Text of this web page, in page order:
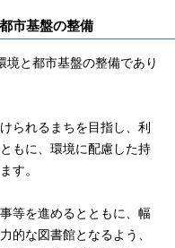
市基盤の整備
と都市基盤の整備であり
られるまちを目指し、利
もに、環境に配慮した持
す。
等を進めるとともに、幅
的な図書館となるよう、